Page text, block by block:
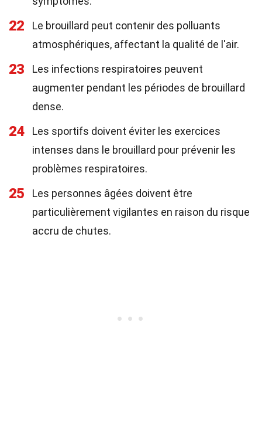
22
Le brouillard peut contenir des polluants
atmosphériques, affectant la qualité de l'air.
23
Les infections respiratoires peuvent
augmenter pendant les périodes de brouillard
dense.
24
Les sportifs doivent éviter les exercices
intenses dans le brouillard pour prévenir les
problèmes respiratoires.
25
Les personnes âgées doivent être
particulièrement vigilantes en raison du risque
accru de chutes.